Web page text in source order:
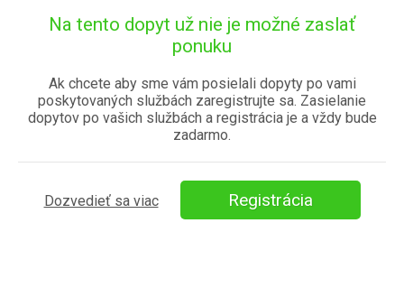
Na tento dopyt už nie je možné zaslať
ponuku
Ak chcete aby sme vám posielali dopyty po vami
poskytovaných službách zaregistrujte sa. Zasielanie
dopytov po vašich službách a registrácia je a vždy bude
zadarmo.
Dozvedieť sa viac Registrácia